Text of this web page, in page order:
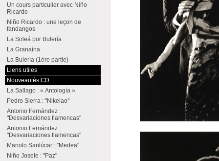
Un cours particulier avec Niño
Ricardo
Niño Ricardo : une leçon de
fandangos
La Soleá por Bulería
La Granaína
La Bulería (1ère partie)
Liens utiles
Nouveautés CD
La Sallago : « Antología »
Pedro Sierra : "Nikelao"
Antonio Fernández :
"Desvariaciones flamencas"
Antonio Fernández :
"Desvariaciones flamencas"
Manolo Sanlúcar : "Medea"
Niño Josele : "Paz"